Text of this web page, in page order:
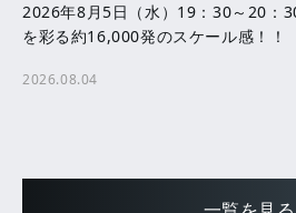
2026年8月5日（水）19：30～20：
を彩る約16,000発のスケール感！！
2026.08.04